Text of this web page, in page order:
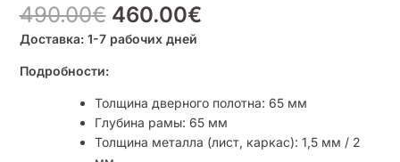
490.00€ 460.00€
Доставка: 1-7 рабочих дней
Подробности:
Толщина дверного полотна: 65 мм
Глубина рамы: 65 мм
Толщина металла (лист, каркас): 1,5 мм / 2